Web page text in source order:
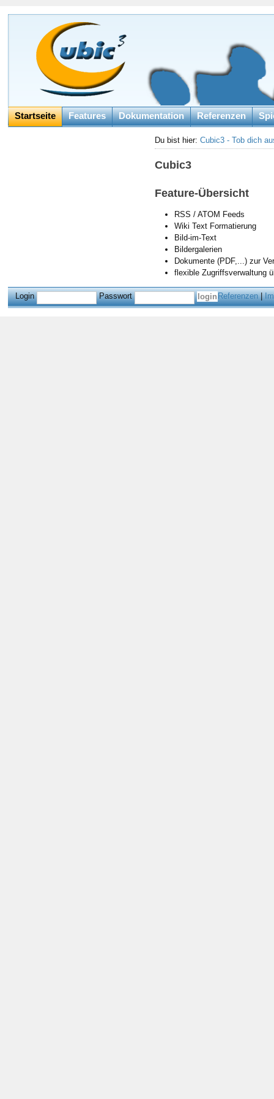
Startseite Features Dokumentation Referenzen
Du bist hier: Cubic3 - Tob dich
Cubic3
Feature-Übersicht
RSS / ATOM Feeds
Wiki Text Formatierung
Bild-im-Text
Bildergalerien
Dokumente (PDF,...) zur
flexible Zugriffsverwaltung
Login Passwort Referenzen|